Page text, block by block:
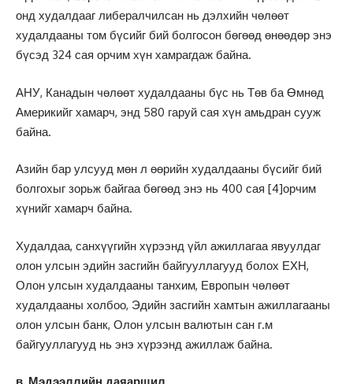
онд худалдааг либералчилсан нь дэлхийн чөлөөт
худалдааны том бүсийг бий болгосон бөгөөд өнөөдөр энэ
бүсэд 324 сая орчим хүн хамрагдаж байна.
АНУ, Канадын чөлөөт худалдааны бүс нь Төв ба Өмнөд
Америкийг хамарч, энд 580 гаруй сая хүн амьдран сууж
байна.
Азийн бар улсууд мөн л өөрийн худалдааны бүсийг бий
болгохыг зорьж байгаа бөгөөд энэ нь 400 сая [4]орчим
хүнийг хамарч байна.
Худалдаа, санхүүгийн хүрээнд үйл ажиллагаа явуулдаг
олон улсын эдийн засгийн байгууллагууд болох ЕХН,
Олон улсын худалдааны танхим, Европын чөлөөт
худалдааны холбоо, Эдийн засгийн хамтын ажиллагааны
олон улсын банк, Олон улсын валютын сан г.м
байгууллагууд нь энэ хүрээнд ажиллаж байна.